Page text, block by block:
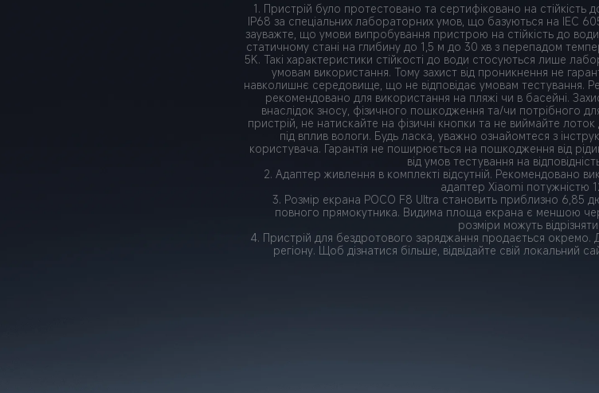
1. Пристрій було протестовано та сертифіковано на стійкість
IP68 за спеціальних лабораторних умов, що базуються на IEC
зауважте, що умови випробування пристрою на стійкість до
статичному стані на глибину до 1,5 м до 30 хв з перепадом
5K. Такі характеристики стійкості до води стосуються лише
умовам використання. Тому захист від проникнення не
навколишнє середовище, що не відповідає умовам тестування.
рекомендовано для використання на пляжі чи в басейні.
внаслідок зносу, фізичного пошкодження та/чи потрібного
пристрій, не натискайте на фізичні кнопки та не виймайте
під вплив вологи. Будь ласка, уважно ознайомтеся з
користувача. Гарантія не поширюється на пошкодження від
від умов тестування на
2. Адаптер живлення в комплекті відсутній. Рекомендовано
адаптер Xiaomi потужністю
3. Розмір екрана POCO F8 Ultra становить приблизно 6,85
повного прямокутника. Видима площа екрана є меншою
розміри можуть
4. Пристрій для бездротового заряджання продається окремо.
регіону. Щоб дізнатися більше, відвідайте свій локальний